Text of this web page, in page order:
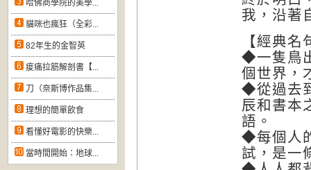
哈佛商學院的美學...
貓咪也瘋狂（全彩...
82年生的金智英
痠痛拉筋解剖書【...
刀（奈斯博作品集...
理想的簡單飲食
看懂好電影的快樂...
當時間開始：地球...
我，沿著
【經典名
◆一隻鳥
個世界，
◆從過去
辰和書本
語。
◆每個人
試，是一